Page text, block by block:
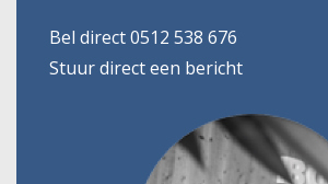
Bel direct 0512 538 676
Stuur direct een bericht